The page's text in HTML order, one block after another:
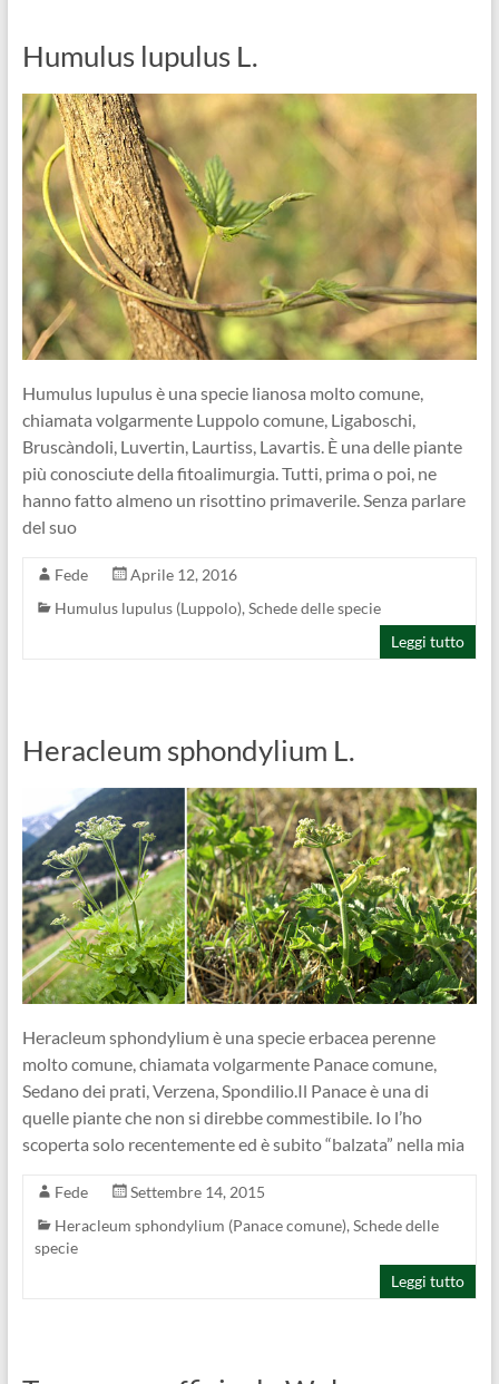
Humulus lupulus L.
Humulus lupulus è una specie lianosa molto comune,
chiamata volgarmente Luppolo comune, Ligaboschi,
Bruscàndoli, Luvertin, Laurtiss, Lavartis. È una delle piante
più conosciute della fitoalimurgia. Tutti, prima o poi, ne
hanno fatto almeno un risottino primaverile. Senza parlare
del suo
Fede
Aprile 12, 2016
Humulus lupulus (Luppolo), Schede delle specie
Leggi tutto
Heracleum sphondylium L.
Heracleum sphondylium è una specie erbacea perenne
molto comune, chiamata volgarmente Panace comune,
Sedano dei prati, Verzena, Spondilio.Il Panace è una di
quelle piante che non si direbbe commestibile. Io l’ho
scoperta solo recentemente ed è subito “balzata” nella mia
Fede
Settembre 14, 2015
Heracleum sphondylium (Panace comune), Schede delle
specie
Leggi tutto